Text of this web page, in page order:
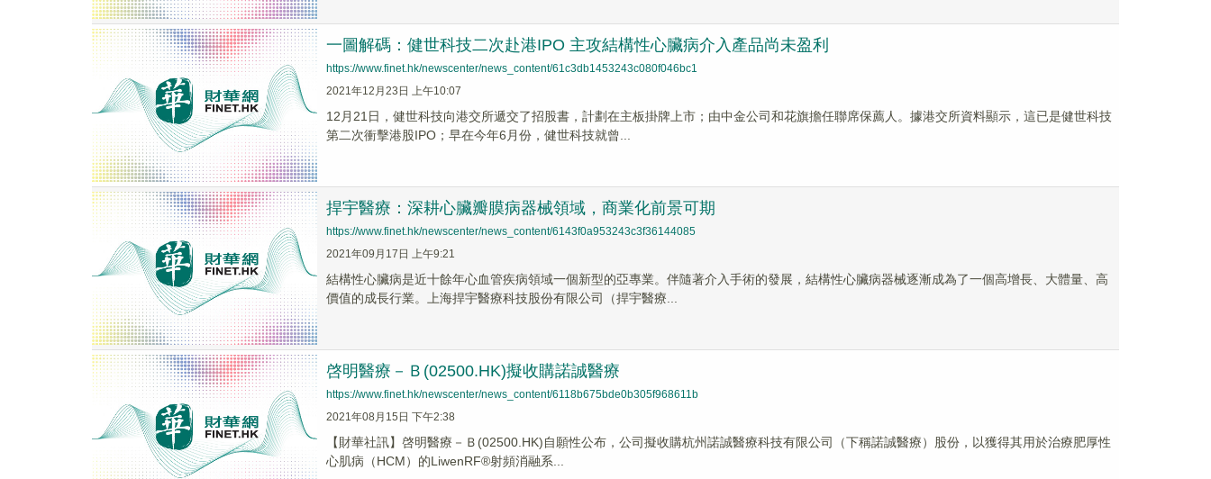
一圖解碼：健世科技二次赴港IPO 主攻結構性心臟病介入產品尚未盈利
https://www.finet.hk/newscenter/news_content/61c3db1453243c080f046bc1
2021年12月23日 上午10:07
12月21日，健世科技向港交所遞交了招股書，計劃在主板掛牌上市；由中金公司和花旗擔任聯席保薦人。據港交所資料顯示，這已是健世科技
第二次衝擊港股IPO；早在今年6月份，健世科技就曾...
捍宇醫療：深耕心臟瓣膜病器械領域，商業化前景可期
https://www.finet.hk/newscenter/news_content/6143f0a953243c3f36144085
2021年09月17日 上午9:21
結構性心臟病是近十餘年心血管疾病領域一個新型的亞專業。伴隨著介入手術的發展，結構性心臟病器械逐漸成為了一個高增長、大體量、高
價值的成長行業。上海捍宇醫療科技股份有限公司（捍宇醫療...
啓明醫療－Ｂ(02500.HK)擬收購諾誠醫療
https://www.finet.hk/newscenter/news_content/6118b675bde0b305f968611b
2021年08月15日 下午2:38
【財華社訊】啓明醫療－Ｂ(02500.HK)自願性公布，公司擬收購杭州諾誠醫療科技有限公司（下稱諾誠醫療）股份，以獲得其用於治療肥厚性
心肌病（HCM）的LiwenRF®射頻消融系...